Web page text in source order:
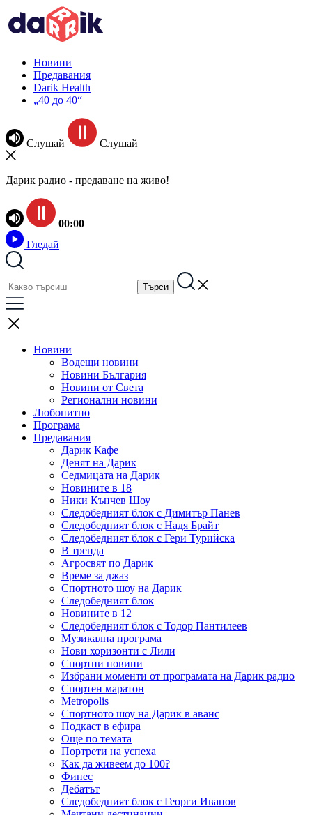
Новини
Предавания
Darik Health
„40 до 40“
Слушай Слушай
Дарик радио - предаване на живо!
00:00
Гледай
Новини
Водещи новини
Новини България
Новини от Света
Регионални новини
Любопитно
Програма
Предавания
Дарик Кафе
Денят на Дарик
Седмицата на Дарик
Новините в 18
Ники Кънчев Шоу
Следобедният блок с Димитър Панев
Следобедният блок с Надя Брайт
Следобедният блок с Гери Турийска
В тренда
Агросвят по Дарик
Време за джаз
Спортното шоу на Дарик
Следобедният блок
Новините в 12
Следобедният блок с Тодор Пантилеев
Музикална програма
Нови хоризонти с Лили
Спортни новини
Избрани моменти от програмата на Дарик радио
Спортен маратон
Metropolis
Спортното шоу на Дарик в аванс
Подкаст в ефира
Още по темата
Портрети на успеха
Как да живеем до 100?
Финес
Дебатът
Следобедният блок с Георги Иванов